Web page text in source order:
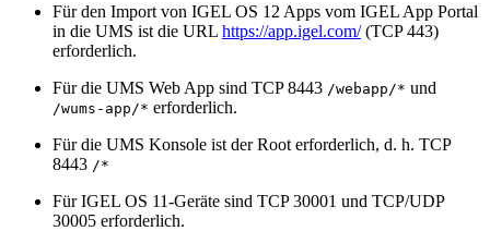
Für den Import von IGEL OS 12 Apps vom IGEL App Portal
in die UMS ist die URL https://app.igel.com/(TCP 443)
erforderlich.
Für die UMS Web App sind TCP 8443 /webapp/* und
/wums-app/* erforderlich.
Für die UMS Konsole ist der Root erforderlich, d. h. TCP
8443 /*
Für IGEL OS 11-Geräte sind TCP 30001 und TCP/UDP
30005 erforderlich.